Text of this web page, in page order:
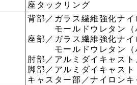
座タックリング
背部／ガラス繊維強化ナイ
モールドウレタン（バ
座部／ガラス繊維強化ナイ
モールドウレタン（バ
肘部／アルミダイキャス
脚部／アルミダイキャスト
キャスター部／ナイロンキ